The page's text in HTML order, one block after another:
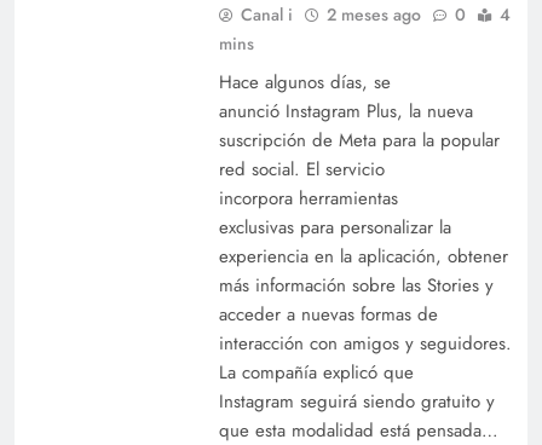
Canal i 2 meses ago 0
4
mins
Hace algunos días, se
anunció Instagram Plus, la nueva
suscripción de Meta para la popular
red social. El servicio
incorpora herramientas
exclusivas para personalizar la
experiencia en la aplicación, obtener
más información sobre las Stories y
acceder a nuevas formas de
interacción con amigos y seguidores.
La compañía explicó que
Instagram seguirá siendo gratuito y
que esta modalidad está pensada…